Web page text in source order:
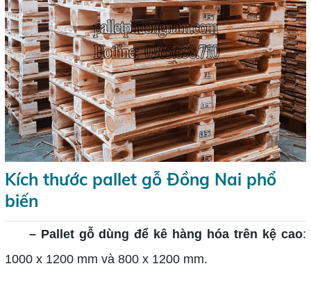
Kích thước pallet gỗ Đồng Nai phổ
biến
– Pallet gỗ dùng để kê hàng hóa trên kệ cao:
1000 x 1200 mm và 800 x 1200 mm.